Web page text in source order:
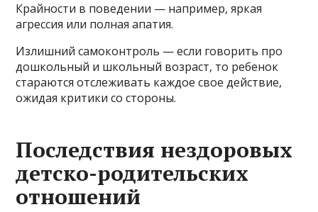
Крайности в поведении — например, яркая
агрессия или полная апатия.
Излишний самоконтроль — если говорить про
дошкольный и школьный возраст, то ребенок
стараются отслеживать каждое свое действие,
ожидая критики со стороны.
Последствия нездоровых
детско-родительских
отношений